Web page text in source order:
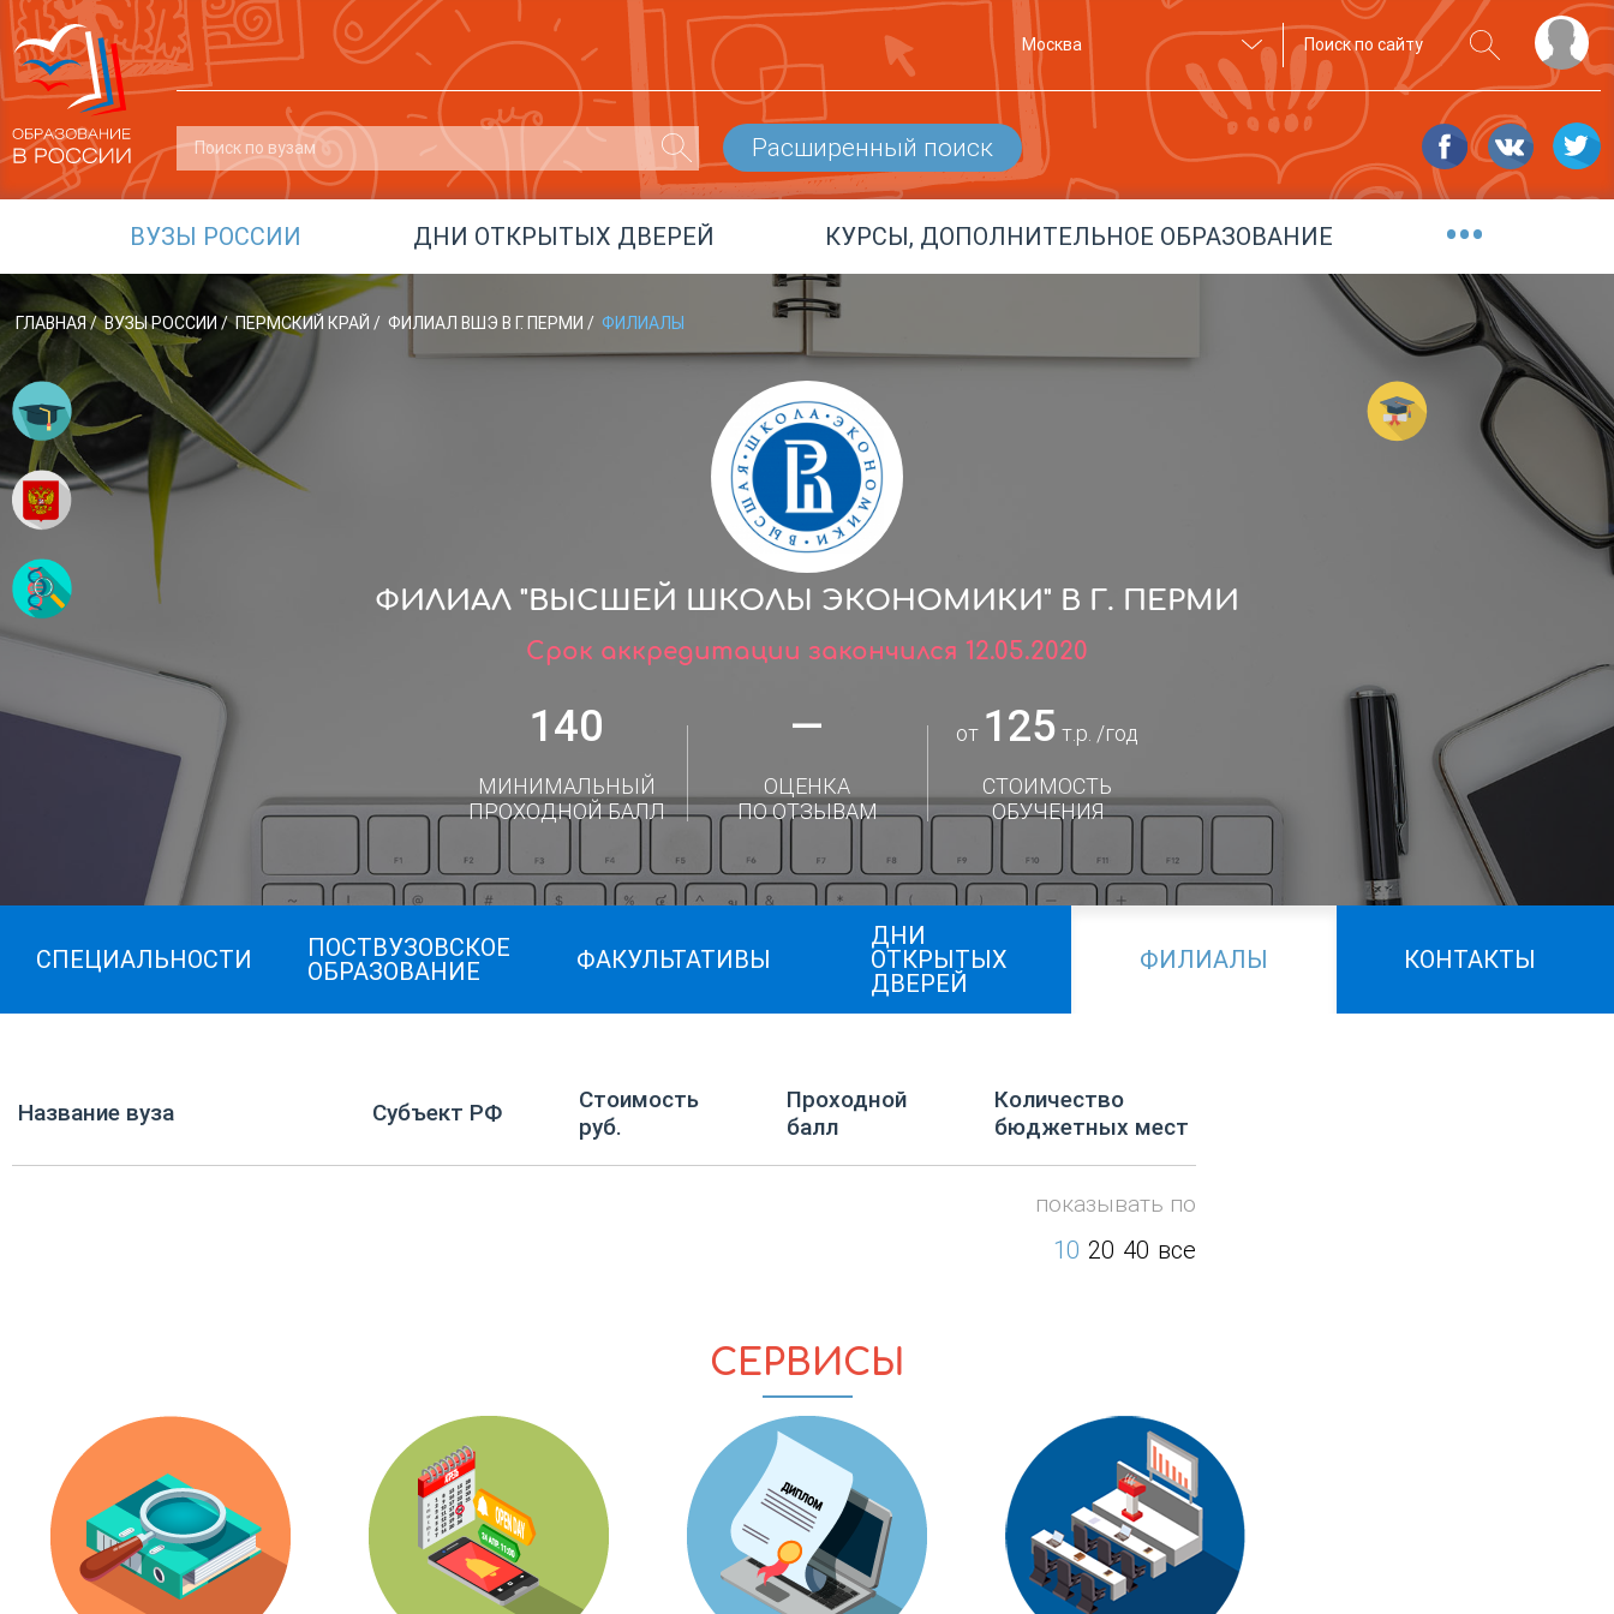
Москва
Расширенный поиск
ВУЗЫ РОССИИ ДНИ ОТКРЫТЫХ ДВЕРЕЙ КУРСЫ, ДОПОЛНИТЕЛЬНОЕ ОБРАЗОВАНИЕ •••
ГЛАВНАЯ/ ВУЗЫ РОССИИ / ПЕРМСКИЙ КРАЙ / ФИЛИАЛ ВШЭ В Г. ПЕРМИ / ФИЛИАЛЫ
ФИЛИАЛ "ВЫСШЕЙ ШКОЛЫ ЭКОНОМИКИ" В Г. ПЕРМИ
Срок аккредитации закончился 12.05.2020
140
МИНИМАЛЬНЫЙ
ПРОХОДНОЙ БАЛЛ
—
ОЦЕНКА
ПО ОТЗЫВАМ
от 125 т.р. /год
СТОИМОСТЬ
ОБУЧЕНИЯ
СПЕЦИАЛЬНОСТИ
ПОСТВУЗОВСКОЕ
ОБРАЗОВАНИЕ
ФАКУЛЬТАТИВЫ
ДНИ
ОТКРЫТЫХ
ДВЕРЕЙ
ФИЛИАЛЫ КОНТАКТЫ
Название вуза Субъект РФ
Стоимость
руб.
Проходной
балл
Количество
бюджетных мест
показывать по
10 20 40 все
СЕРВИСЫ